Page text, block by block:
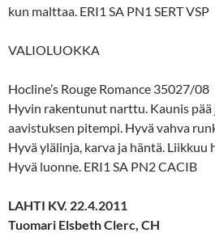
kun malttaa. ERI1 SA PN1 SERT VSP
VALIOLUOKKA
Hocline’s Rouge Romance 35027/08
Hyvin rakentunut narttu. Kaunis pää
aavistuksen pitempi. Hyvä vahva
Hyvä ylälinja, karva ja häntä.
Hyvä luonne. ERI1 SA PN2 CACIB
LAHTI KV. 22.4.2011
Tuomari Elsbeth Clerc, CH